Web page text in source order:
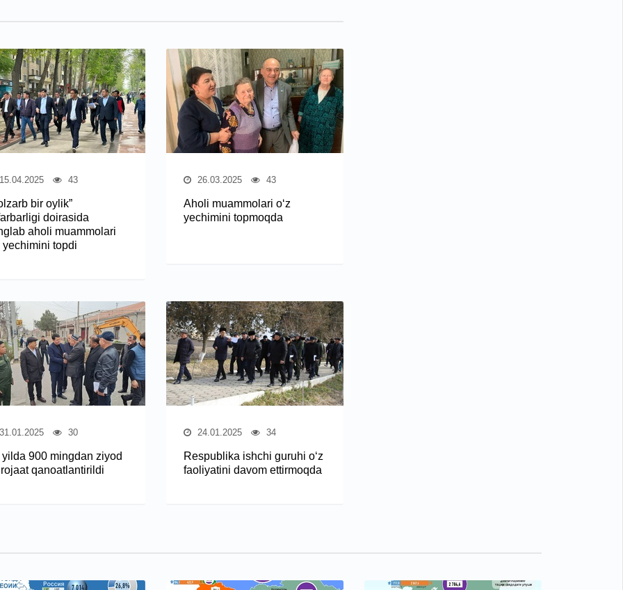
43
bir oylik”
doirasida
aholi muammolari
yechimini topdi
26.03.2025 43
Aholi muammolari o‘z
yechimini topmoqda
30
900 mingdan ziyod
qanoatlantirildi
24.01.2025 34
Respublika ishchi guruhi o‘z
faoliyatini davom ettirmoqda